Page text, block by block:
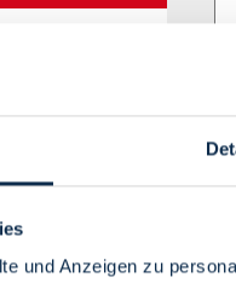
und Anzeigen zu